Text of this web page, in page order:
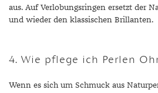
aus. Auf Verlobungsringen ersetzt der
und wieder den klassischen Brillanten.
4. Wie pflege ich Perlen
Wenn es sich um Schmuck aus